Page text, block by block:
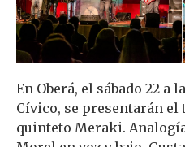
En Oberá, el sábado 22 a
Cívico, se presentarán el
quinteto Meraki.